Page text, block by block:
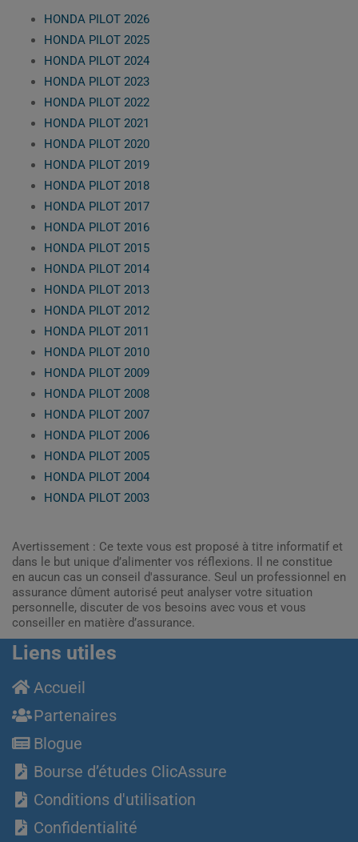
HONDA PILOT 2026
HONDA PILOT 2025
HONDA PILOT 2024
HONDA PILOT 2023
HONDA PILOT 2022
HONDA PILOT 2021
HONDA PILOT 2020
HONDA PILOT 2019
HONDA PILOT 2018
HONDA PILOT 2017
HONDA PILOT 2016
HONDA PILOT 2015
HONDA PILOT 2014
HONDA PILOT 2013
HONDA PILOT 2012
HONDA PILOT 2011
HONDA PILOT 2010
HONDA PILOT 2009
HONDA PILOT 2008
HONDA PILOT 2007
HONDA PILOT 2006
HONDA PILOT 2005
HONDA PILOT 2004
HONDA PILOT 2003
Avertissement : Ce texte vous est proposé à titre informatif et
dans le but unique d’alimenter vos réflexions. Il ne constitue
en aucun cas un conseil d'assurance. Seul un professionnel en
assurance dûment autorisé peut analyser votre situation
personnelle, discuter de vos besoins avec vous et vous
conseiller en matière d’assurance.
Liens utiles
Accueil
Partenaires
Blogue
Bourse d’études ClicAssure
Conditions d'utilisation
Confidentialité